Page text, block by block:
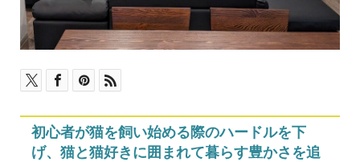
初心者が猫を飼い始める際のハードルを下
げ、猫と猫好きに囲まれて暮らす豊かさを追